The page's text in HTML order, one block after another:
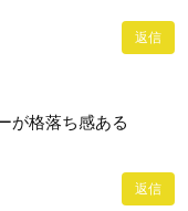
返信
が格落ち感ある
返信